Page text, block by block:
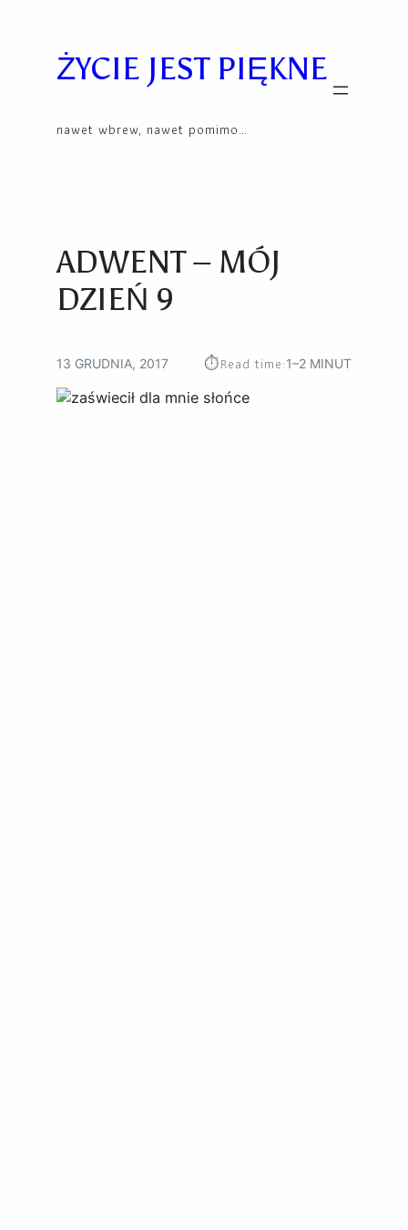
contentŻYCIE JEST PIĘKNE
nawet wbrew, nawet pomimo…
ADWENT – MÓJ
DZIEŃ 9
13 GRUDNIA, 2017 ⏱︎Read time:1–2 MINUT